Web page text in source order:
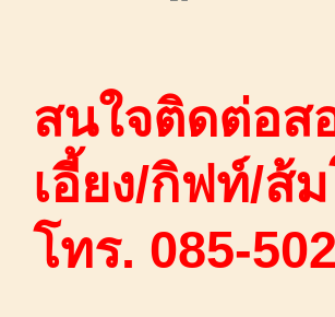
สนใจติดต่อส
เอี้ยง/กิฟท์/ส้
โทร. 085-